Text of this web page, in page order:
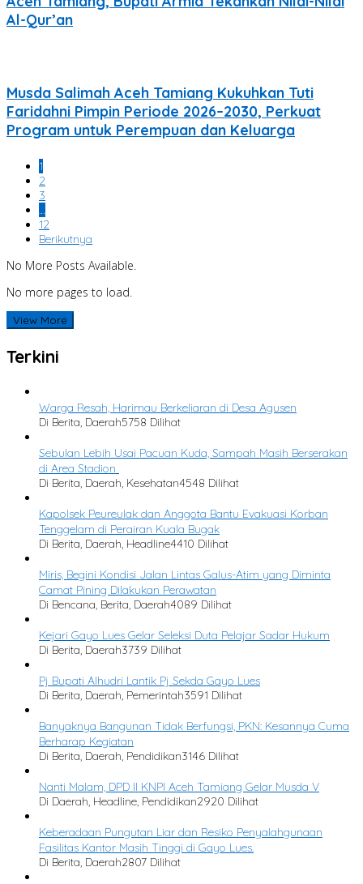
Al-Qur’an
Musda Salimah Aceh Tamiang Kukuhkan Tuti
Faridahni Pimpin Periode 2026–2030, Perkuat
Program untuk Perempuan dan Keluarga
1
2
3
12
Berikutnya
No More Posts Available.
No more pages to load.
View More
Terkini
Warga Resah, Harimau Berkeliaran di Desa Agusen
Di Berita, Daerah5758 Dilihat
Sebulan Lebih Usai Pacuan Kuda, Sampah Masih Berserakan
di Area Stadion
Di Berita, Daerah, Kesehatan4548 Dilihat
Kapolsek Peureulak dan Anggota Bantu Evakuasi Korban
Tenggelam di Perairan Kuala Bugak
Di Berita, Daerah, Headline4410 Dilihat
Miris, Begini Kondisi Jalan Lintas Galus-Atim yang Diminta
Camat Pining Dilakukan Perawatan
Di Bencana, Berita, Daerah4089 Dilihat
Kejari Gayo Lues Gelar Seleksi Duta Pelajar Sadar Hukum
Di Berita, Daerah3739 Dilihat
Pj Bupati Alhudri Lantik Pj Sekda Gayo Lues
Di Berita, Daerah, Pemerintah3591 Dilihat
Banyaknya Bangunan Tidak Berfungsi, PKN: Kesannya Cuma
Berharap Kegiatan
Di Berita, Daerah, Pendidikan3146 Dilihat
Nanti Malam, DPD II KNPI Aceh Tamiang Gelar Musda V
Di Daerah, Headline, Pendidikan2920 Dilihat
Keberadaan Pungutan Liar dan Resiko Penyalahgunaan
Fasilitas Kantor Masih Tinggi di Gayo Lues.
Di Berita, Daerah2807 Dilihat